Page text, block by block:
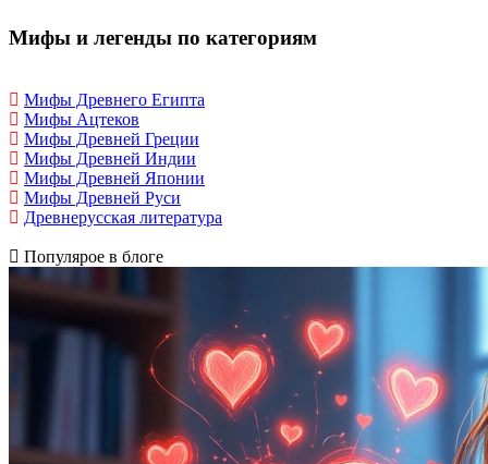
Мифы и легенды по категориям
Мифы Древнего Египта
Мифы Ацтеков
Мифы Древней Греции
Мифы Древней Индии
Мифы Древней Японии
Мифы Древней Руси
Древнерусская литература
Популярое в блоге